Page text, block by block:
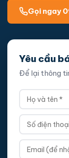
Gọi ngay
Yêu cầu
Để lại thông